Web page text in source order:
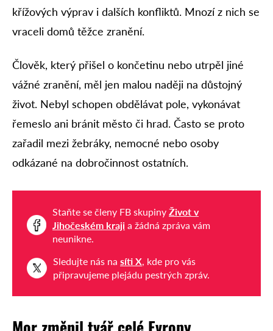
křížových výprav i dalších konfliktů. Mnozí z nich se
vraceli domů těžce zranění.
Člověk, který přišel o končetinu nebo utrpěl jiné
vážné zranění, měl jen malou naději na důstojný
život. Nebyl schopen obdělávat pole, vykonávat
řemeslo ani bránit město či hrad. Často se proto
zařadil mezi žebráky, nemocné nebo osoby
odkázané na dobročinnost ostatních.
Staňte se členy FB skupiny Život v
Jihočeském kraji a žádná zpráva vám
neunikne.
Sledujte nás na síti X, kde pro vás
připravujeme plejádu pestrých zpráv.